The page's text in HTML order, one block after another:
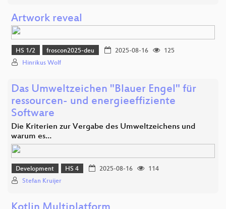
Artwork reveal
HS 1/2 froscon2025-deu 2025-08-16
125
Hinrikus Wolf
Das Umweltzeichen "Blauer Engel" für
ressourcen- und energieeffiziente
Software
Die Kriterien zur Vergabe des Umweltzeichens und
warum es…
Development HS 4 2025-08-16
114
Stefan Kruijer